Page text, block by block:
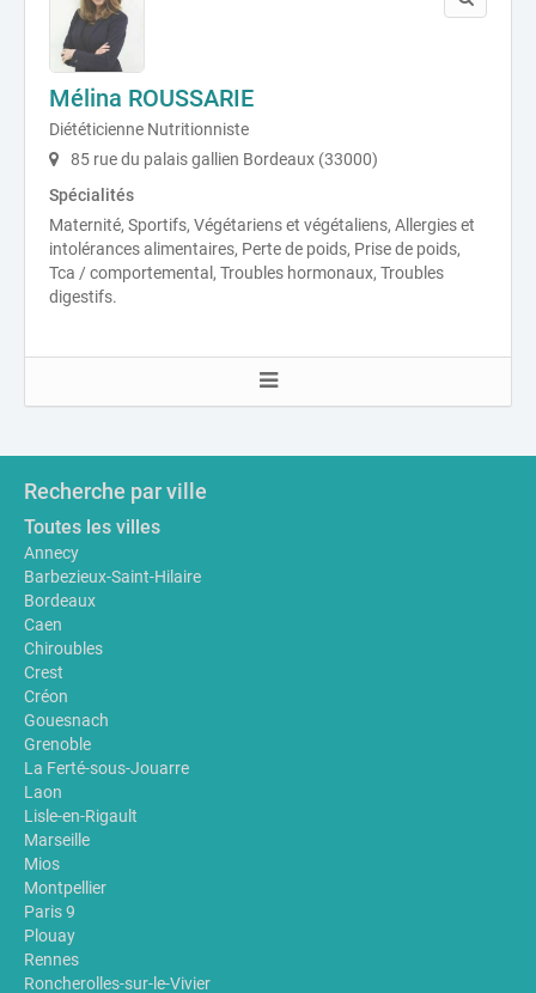
Mélina ROUSSARIE
Diététicienne Nutritionniste
85 rue du palais gallien Bordeaux (33000)
Spécialités
Maternité, Sportifs, Végétariens et végétaliens, Allergies et
intolérances alimentaires, Perte de poids, Prise de poids,
Tca / comportemental, Troubles hormonaux, Troubles
digestifs.
Recherche par ville
Toutes les villes
Annecy
Barbezieux-Saint-Hilaire
Bordeaux
Caen
Chiroubles
Crest
Créon
Gouesnach
Grenoble
La Ferté-sous-Jouarre
Laon
Lisle-en-Rigault
Marseille
Mios
Montpellier
Paris 9
Plouay
Rennes
Roncherolles-sur-le-Vivier